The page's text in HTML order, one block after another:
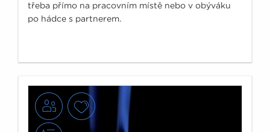
třeba přímo na pracovním místě nebo v obýváku
po hádce s partnerem.